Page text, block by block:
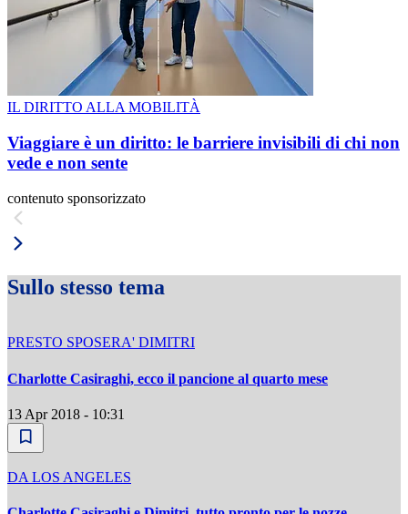
IL DIRITTO ALLA MOBILITÀ
Viaggiare è un diritto: le barriere invisibili di chi non
vede e non sente
contenuto sponsorizzato
Sullo stesso tema
PRESTO SPOSERA' DIMITRI
Charlotte Casiraghi, ecco il pancione al quarto mese
13 Apr 2018 - 10:31
DA LOS ANGELES